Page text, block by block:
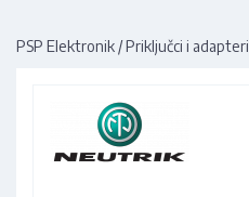
PSP Elektronik /Priključci i adapteri